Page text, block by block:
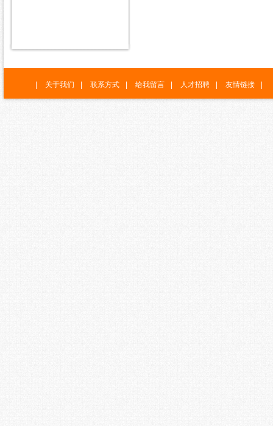
关于我们 联系方式 给我留言 人才招聘 友情链接